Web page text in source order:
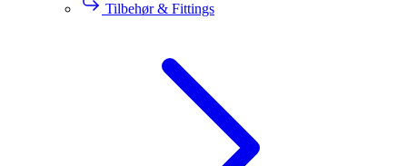
Tilbehør & Fittings